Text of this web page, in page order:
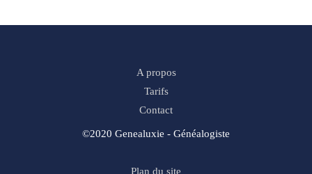
A propos
Tarifs
Contact
©2020 Genealuxie - Généalogiste
Plan du site